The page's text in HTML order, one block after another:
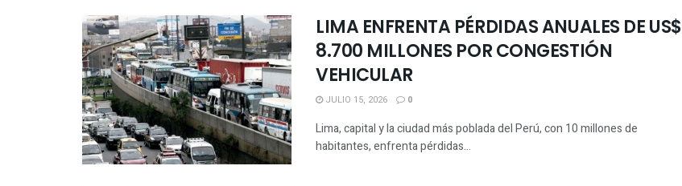
LIMA ENFRENTA PÉRDIDAS ANUALES DE US$
8.700 MILLONES POR CONGESTIÓN
VEHICULAR
JULIO 15, 2026 0
Lima, capital y la ciudad más poblada del Perú, con 10 millones de
habitantes, enfrenta pérdidas...